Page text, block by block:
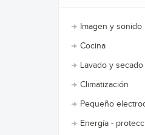
Imagen y sonido
Cocina
Lavado y secado
Climatización
Pequeño
Energía -